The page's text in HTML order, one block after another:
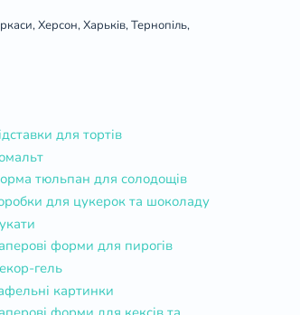
Херсон, Харьків, Тернопіль,
для тортів
тюльпан для солодощів
для цукерок та шоколаду
форми для пирогів
гель
картинки